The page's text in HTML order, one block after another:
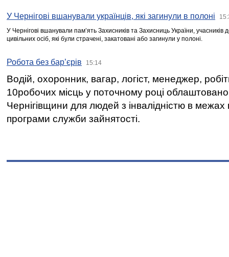
У Чернігові вшанували українців, які загинули в полоні
У Чернігові вшанували пам’ять Захисників та Захисниць України,
цивільних осіб, які були страчені, закатовані або загинули у полоні.
Робота без бар’єрів 15:14
Водій, охоронник, вагар, логіст, менеджер,
10робочих місць у поточному році
Чернігівщини для людей з інвалідністю в межах
програми служби зайнятості.